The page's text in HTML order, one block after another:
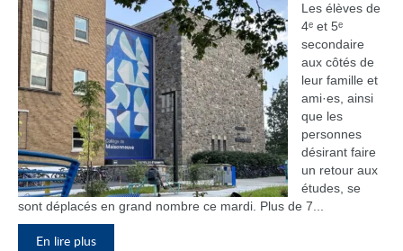
Les élèves de
4ᵉ et 5ᵉ
secondaire
aux côtés de
leur famille et
ami·es, ainsi
que les
personnes
désirant faire
un retour aux
études, se
sont déplacés en grand nombre ce mardi. Plus de 7...
En lire plus